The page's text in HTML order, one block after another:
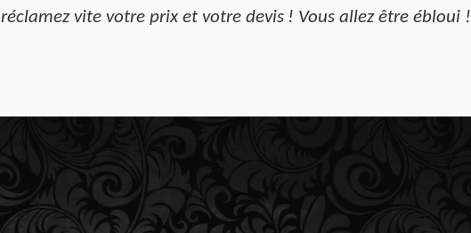
réclamez vite votre prix et votre devis ! Vous allez être ébloui !